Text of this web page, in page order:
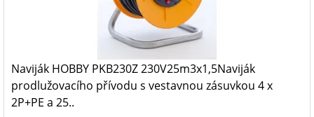
Naviják HOBBY PKB230Z 230V25m3x1,5Naviják
prodlužovacího přívodu s vestavnou zásuvkou 4 x
2P+PE a 25..